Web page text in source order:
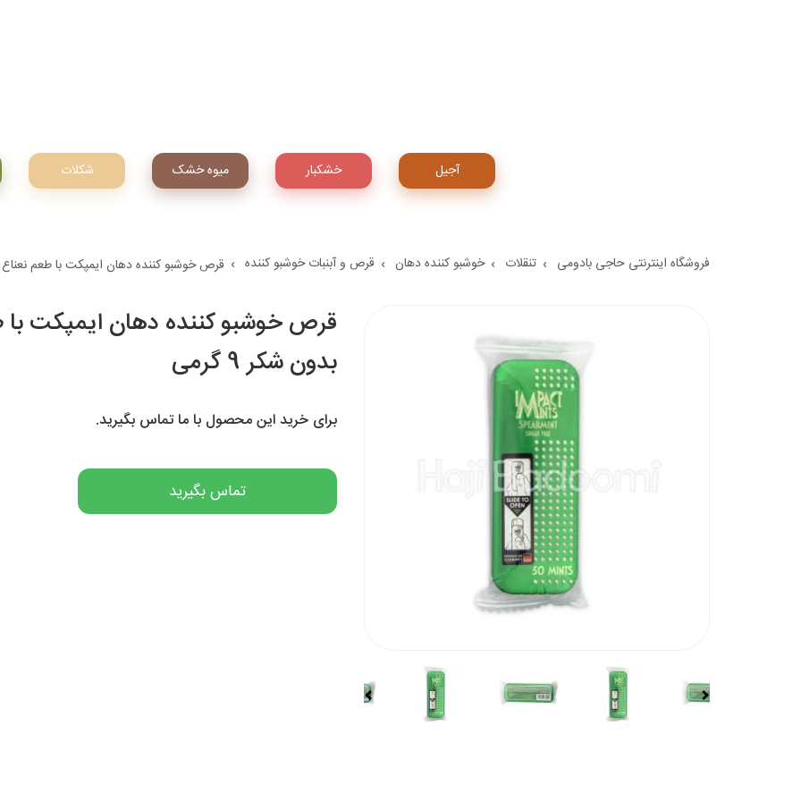
آجیل خشکبار میوه‌ خشک شکلات
فروشگاه اینترنتی حاجی بادومی تنقلات خوشبو کننده دهان قرص و آبنبات خوشبو کننده قرص خوشبو کننده دهان ایمپکت با طعم نعناع
قرص خوشبو کننده دهان ایمپکت
بدون شکر 9 گرمی
برای خرید این محصول با ما تماس بگیرید.
تماس بگیرید